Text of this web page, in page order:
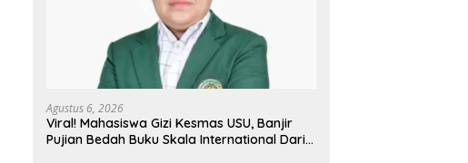
Agustus 6, 2026
Viral! Mahasiswa Gizi Kesmas USU, Banjir
Pujian Bedah Buku Skala International Dari